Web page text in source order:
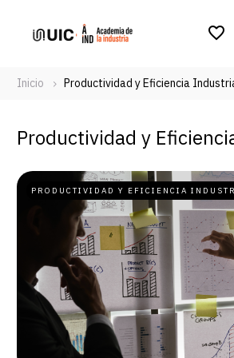
Inicio Productividad y Eficiencia
Productividad y
PRODUCTIVIDAD Y EFICIENCIA